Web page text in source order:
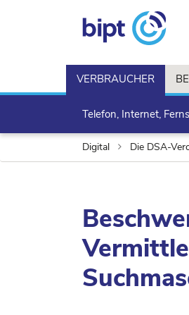
VERBRAUCHER
Telefon, Internet,
Digital Die DSA-